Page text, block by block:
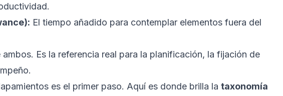
El tiempo añadido para contemplar elementos fuera del
ambos. Es la referencia real para la planificación, la fijación de
es el primer paso. Aquí es donde brilla la taxonomía